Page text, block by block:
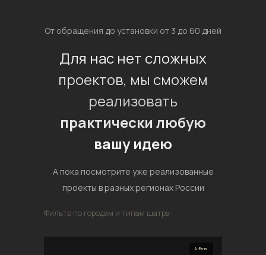
От обращения до установки от 3 до 60 дней
Для нас нет сложных
проектов, мы сможем
реализовать
практически любую
вашу идею
А пока посмотрите уже реализованные
проекты в разных регионах России
Фильтр по городам и типам шатра:
4 Фото